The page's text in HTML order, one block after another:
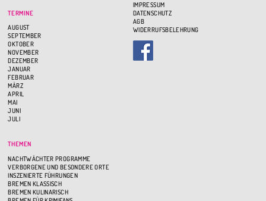
TERMINE
AUGUST
SEPTEMBER
OKTOBER
NOVEMBER
DEZEMBER
JANUAR
FEBRUAR
MÄRZ
APRIL
MAI
JUNI
JULI
THEMEN
NACHTWÄCHTER PROGRAMME
VERBORGENE UND BESONDERE ORTE
INSZENIERTE FÜHRUNGEN
BREMEN KLASSISCH
BREMEN KULINARISCH
IMPRESSUM
DATENSCHUTZ
AGB
WIDERRUFSBELEHRUNG